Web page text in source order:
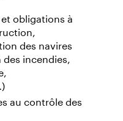
obligations à
des navires
incendies,
au contrôle des